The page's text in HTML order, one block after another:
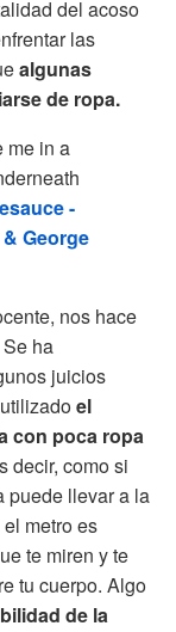
del acoso
las
algunas
de ropa.
me in a
-
George
nos hace
ha
juicios
el
con poca ropa
decir, como si
puede llevar a la
metro es
te miren y te
tu cuerpo. Algo
de la